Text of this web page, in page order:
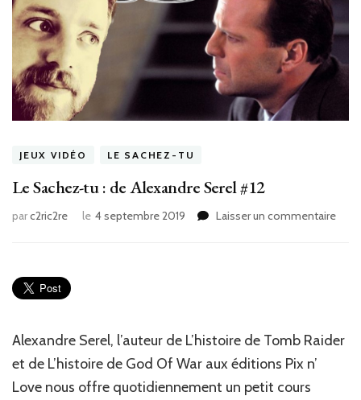
JEUX VIDÉO LE SACHEZ-TU
Le Sachez-tu : de Alexandre Serel #12
parc2ric2re le 4 septembre 2019 Laisser un commentairesur
#12
Alexandre Serel, l’auteur de L’histoire de Tomb Raider
et de L’histoire de God Of War aux éditions Pix n’
Love nous offre quotidiennement un petit cours